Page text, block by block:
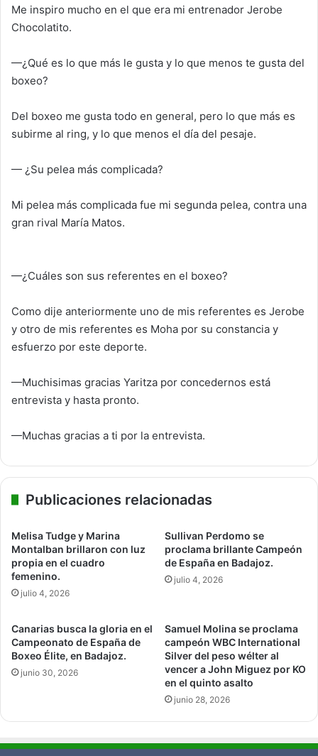
Me inspiro mucho en el que era mi entrenador Jerobe
Chocolatito.
—¿Qué es lo que más le gusta y lo que menos te gusta del
boxeo?
Del boxeo me gusta todo en general, pero lo que más es
subirme al ring, y lo que menos el día del pesaje.
— ¿Su pelea más complicada?
Mi pelea más complicada fue mi segunda pelea, contra una
gran rival María Matos.
—¿Cuáles son sus referentes en el boxeo?
Como dije anteriormente uno de mis referentes es Jerobe
y otro de mis referentes es Moha por su constancia y
esfuerzo por este deporte.
—Muchisimas gracias Yaritza por concedernos está
entrevista y hasta pronto.
—Muchas gracias a ti por la entrevista.
Publicaciones relacionadas
Melisa Tudge y Marina
Montalban brillaron con luz
propia en el cuadro
femenino.
julio 4, 2026
Sullivan Perdomo se
proclama brillante Campeón
de España en Badajoz.
julio 4, 2026
Canarias busca la gloria en el
Campeonato de España de
Boxeo Élite, en Badajoz.
junio 30, 2026
Samuel Molina se proclama
campeón WBC International
Silver del peso wélter al
vencer a John Miguez por KO
en el quinto asalto
junio 28, 2026